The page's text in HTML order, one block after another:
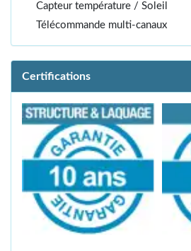
Capteur température / Soleil
Télécommande multi-canaux
Certifications